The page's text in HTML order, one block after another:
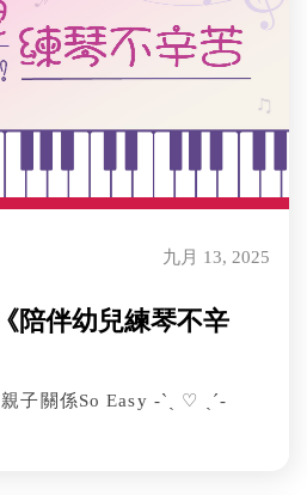
九月 13, 2025
陪伴幼兒練琴不辛
子關係So Easy -ˋˏ ♡ ˎˊ-